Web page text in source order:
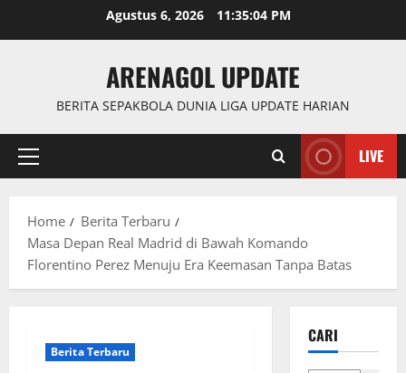
Agustus 6, 2026 11:35:05 PM
ARENAGOL UPDATE
BERITA SEPAKBOLA DUNIA LIGA UPDATE HARIAN
Primary
LIVE
Home
Berita Terbaru
Masa Depan Real Madrid di Bawah Komando
Florentino Perez Menuju Era Keemasan Tanpa Batas
Berita Terbaru
CARI